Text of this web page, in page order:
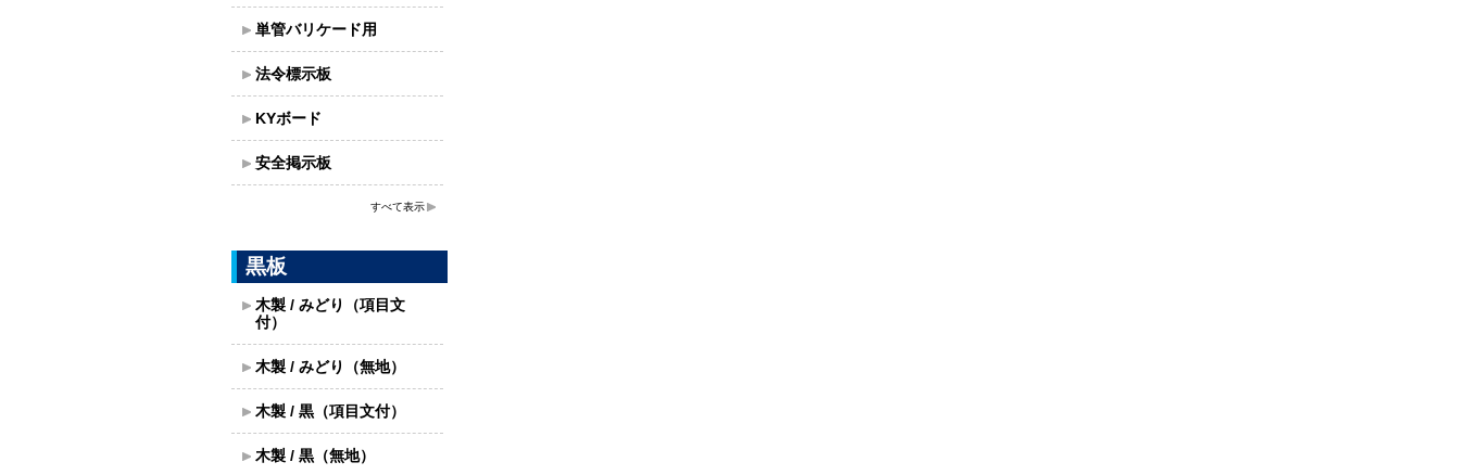
単管バリケード用
法令標示板
KYボード
安全掲示板
すべて表示
黒板
木製 / みどり（項目文
付）
木製 / みどり（無地）
木製 / 黒（項目文付）
木製 / 黒（無地）